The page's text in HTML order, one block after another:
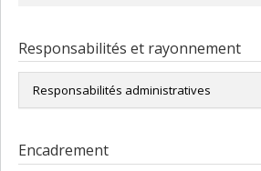
Responsabilités et rayonnement
Responsabilités administratives
Encadrement